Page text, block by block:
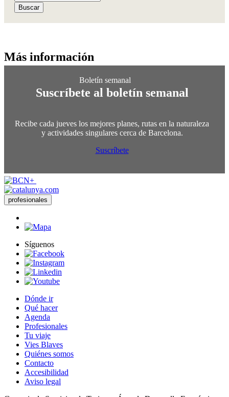
Buscar
Más información
Suscríbete al boletín semanal
Recibe cada jueves los mejores planes, rutas en la naturaleza
y actividades singulares cerca de Barcelona.
Suscríbete
profesionales
Síguenos
Dónde ir
Qué hacer
Agenda
Profesionales
Tu viaje
Vies Blaves
Quiénes somos
Contacto
Accesibilidad
Aviso legal